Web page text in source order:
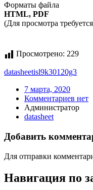
Форматы файла
HTML, PDF
(Для просмотра
Просмотрено: 229
datasheetisl9k30120g3
7 марта, 2020
Комментариев нет
Администратор
datasheet
Добавить
Для отправки
Навигация по